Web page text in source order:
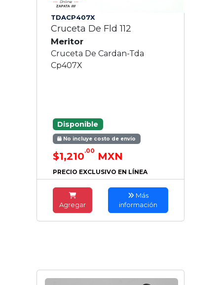
TDACP407X
Cruceta De Fld 112
Meritor
Cruceta De Cardan-Tda
Cp407X
Disponible
No incluye costo de envío
$1,210.00 MXN
PRECIO EXCLUSIVO EN LÍNEA
Agregar
Más
información